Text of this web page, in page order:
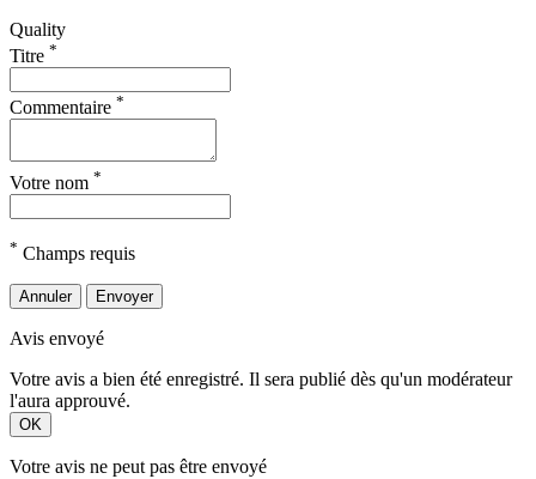
Quality
Titre *
Commentaire *
Votre nom *
* Champs requis
Annuler Envoyer
Avis envoyé
Votre avis a bien été enregistré. Il sera publié dès qu'un modérateur
l'aura approuvé.
OK
Votre avis ne peut pas être envoyé